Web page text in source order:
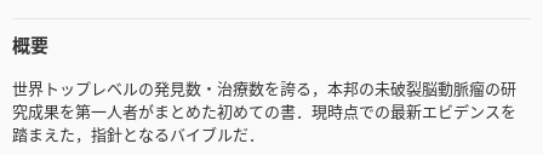
概要
世界トップレベルの発見数・治療数を誇る，本邦の未破裂脳動脈瘤の研
究成果を第一人者がまとめた初めての書．現時点での最新エビデンスを
踏まえた，指針となるバイブルだ．